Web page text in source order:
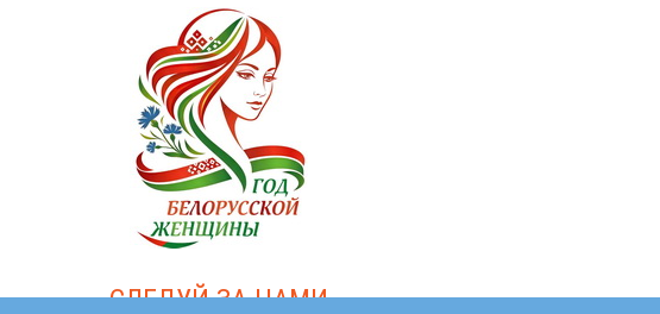
СЛЕДУЙ ЗА НАМИ